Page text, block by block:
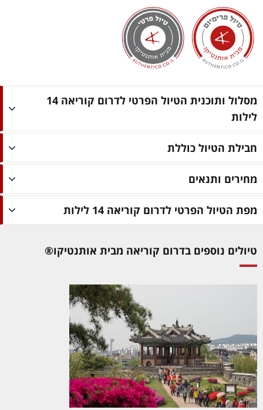
מסלול ותוכנית הטיול הפרטי לדרום קוריאה 14
לילות
חבילת הטיול כוללת
מחירים ותנאים
מפת הטיול הפרטי לדרום קוריאה 14 לילות
טיולים נוספים בדרום קוריאה מבית אותנטיקו®